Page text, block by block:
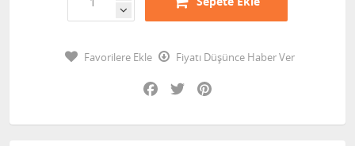
Favorilere Ekle
Fiyatı Düşünce Haber Ver
Facebook
Twitter